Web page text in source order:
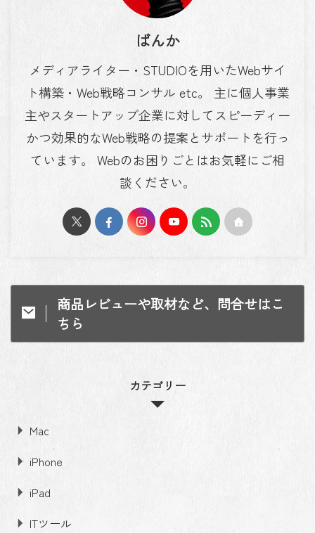
ばんか
メディアライター・STUDIOを用いたWebサイ
ト構築・Web戦略コンサル etc。 主に個人事業
主やスタートアップ企業に対してスピーディー
かつ効果的なWeb戦略の提案とサポートを行っ
ています。 Webのお困りごとはお気軽にご相
談ください。
商品レビューや取材など、問合せはこ
ちら
カテゴリー
Mac
iPhone
iPad
ITツール